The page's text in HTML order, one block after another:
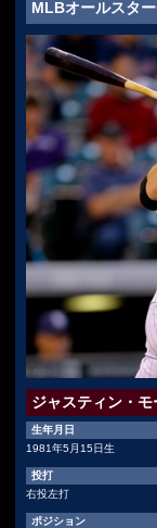
MLBオールスタ
ジャスティン・モ
生年月日
1981年5月15日生
投打
右投左打
ポジション